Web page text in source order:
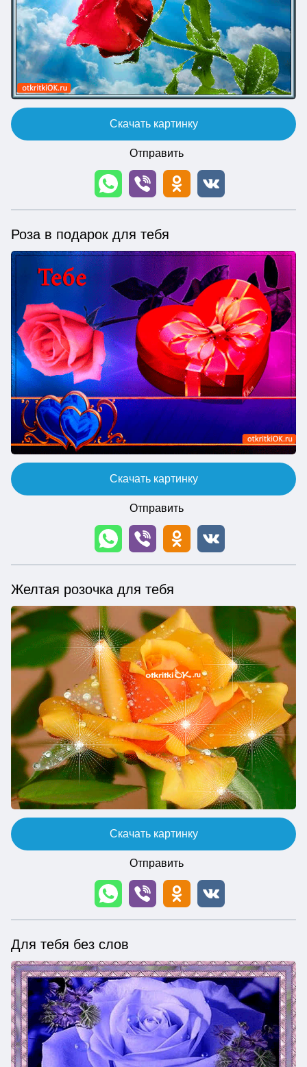
Скачать картинку
Отправить
Роза в подарок для тебя
Скачать картинку
Отправить
Желтая розочка для тебя
Скачать картинку
Отправить
Для тебя без слов